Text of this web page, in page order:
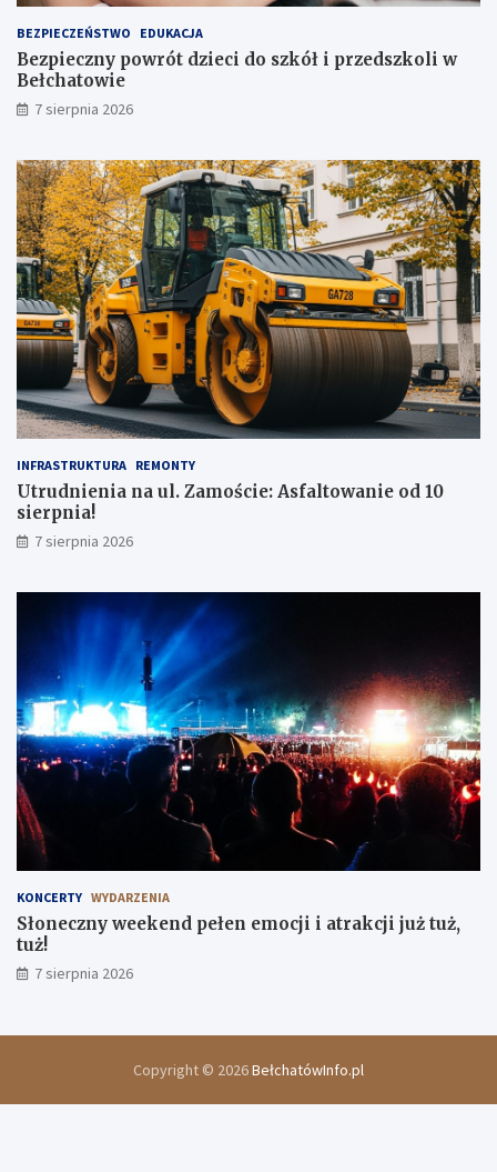
u
ż
,
t
u
ż
BEZPIECZEŃSTWO EDUKACJA
Bezpieczny powrót dzieci do szkół i przedszkoli w
Bełchatowie
7 sierpnia 2026
INFRASTRUKTURA REMONTY
Utrudnienia na ul. Zamoście: Asfaltowanie od 10
sierpnia!
7 sierpnia 2026
KONCERTY WYDARZENIA
Słoneczny weekend pełen emocji i atrakcji już tuż,
tuż!
7 sierpnia 2026
Copyright © 2026BełchatówInfo.pl